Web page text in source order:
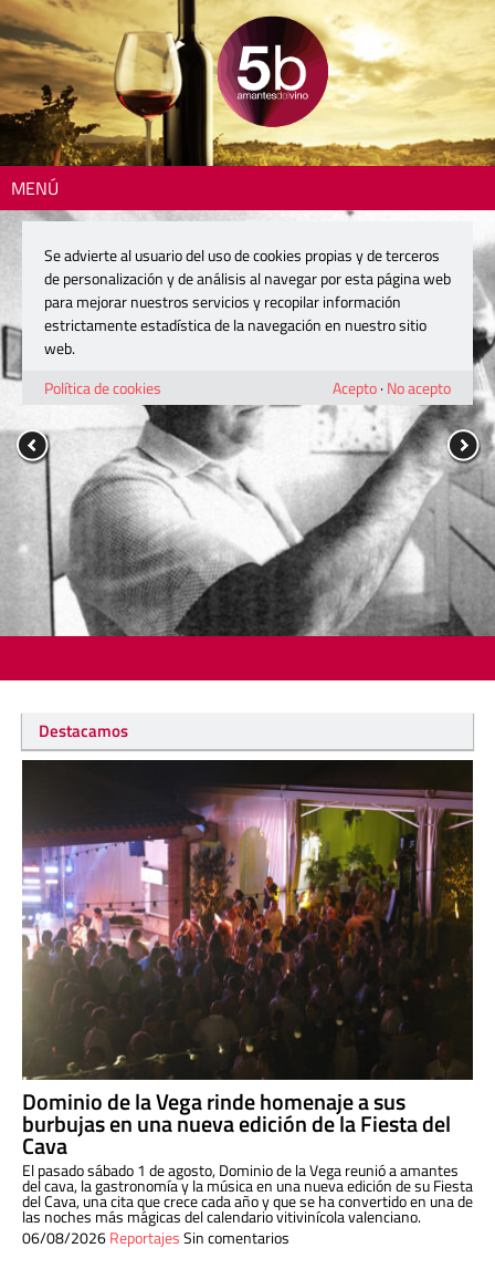
MENÚ
Destacamos
Dominio de la Vega rinde homenaje a sus
burbujas en una nueva edición de la Fiesta del
Cava
El pasado sábado 1 de agosto, Dominio de la Vega reunió a amantes
del cava, la gastronomía y la música en una nueva edición de su Fiesta
del Cava, una cita que crece cada año y que se ha convertido en una de
las noches más mágicas del calendario vitivinícola valenciano.
06/08/2026ReportajesSin comentarios
Se advierte al usuario del uso de cookies propias y de terceros
de personalización y de análisis al navegar por esta página web
para mejorar nuestros servicios y recopilar información
estrictamente estadística de la navegación en nuestro sitio
web.
Política de cookies
Acepto· No acepto